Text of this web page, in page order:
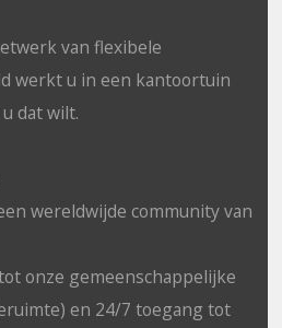
van flexibele
werkt u in een kantoortuin
dat wilt.
wereldwijde community van
onze gemeenschappelijke
en 24/7 toegang tot